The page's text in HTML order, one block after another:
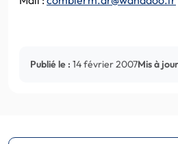
Publié le : 14 février 2007Mis à